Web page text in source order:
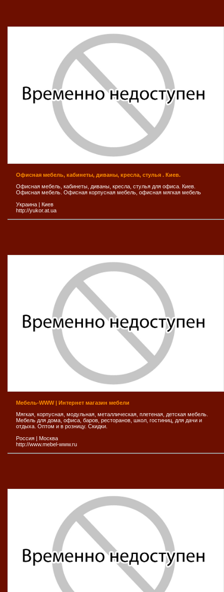
Офисная мебель, кабинеты, диваны, кресла, стулья . Киев.
Офисная мебель, кабинеты, диваны, кресла, стулья для офиса. Киев.
Офисная мебель. Офисная корпусная мебель, офисная мягкая мебель
Украина | Киев
http://yukor.at.ua
Мебель-WWW | Интернет магазин мебели
Мягкая, корпусная, модульная, металлическая, плетеная, детская мебель.
Мебель для дома, офиса, баров, ресторанов, школ, гостиниц, для дачи и
отдыха. Оптом и в розницу. Скидки.
Россия
Москва
http://www.mebel-www.ru